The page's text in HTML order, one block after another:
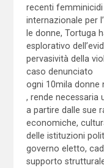
recenti
internazionale per
le donne, Tortuga
esplorativo
pervasività della
caso denunciato
ogni 10mila donne
, rende necessaria
a partire dalle sue
economiche,
delle istituzioni
governo eletto,
supporto